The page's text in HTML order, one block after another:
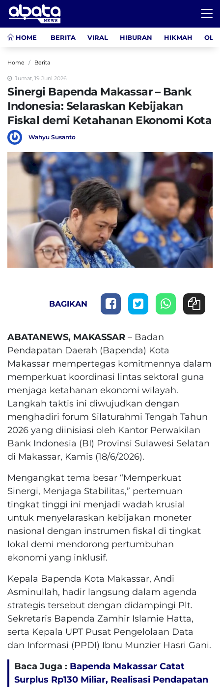
HOME BERITA VIRAL HIBURAN HIKMAH
Home Berita
Jumat, 19 Juni 2026
Sinergi Bapenda Makassar – Bank
Indonesia: Selaraskan Kebijakan
Fiskal demi Ketahanan Ekonomi Kota
Wahyu Susanto
BAGIKAN
ABATANEWS, MAKASSAR – Badan
Pendapatan Daerah (Bapenda) Kota
Makassar mempertegas komitmennya dalam
memperkuat koordinasi lintas sektoral guna
menjaga ketahanan ekonomi wilayah.
Langkah taktis ini diwujudkan dengan
menghadiri forum Silaturahmi Tengah Tahun
2026 yang diinisiasi oleh Kantor Perwakilan
Bank Indonesia (BI) Provinsi Sulawesi Selatan
di Makassar, Kamis (18/6/2026).
​Mengangkat tema besar “Memperkuat
Sinergi, Menjaga Stabilitas,” pertemuan
tingkat tinggi ini menjadi wadah krusial
untuk menyelaraskan kebijakan moneter
nasional dengan instrumen fiskal di tingkat
lokal demi mendorong pertumbuhan
ekonomi yang inklusif.
​Kepala Bapenda Kota Makassar, Andi
Asminullah, hadir langsung dalam agenda
strategis tersebut dengan didampingi Plt.
Sekretaris Bapenda Zamhir Islamie Hatta,
serta Kepala UPT Pusat Pengelolaan Data
dan Informasi (PPDI) Ibnu Munzier Hasri Gani.
Baca Juga : Bapenda Makassar Catat
Surplus Rp130 ​​Miliar, Realisasi Pendapatan